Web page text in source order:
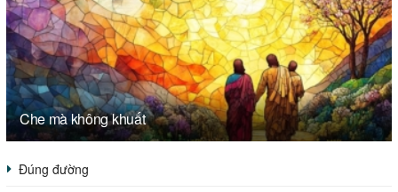
Che mà không khuất
Đúng đường